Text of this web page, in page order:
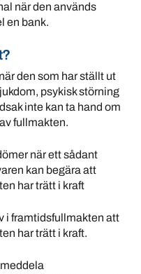
när den används
en bank.
den som har ställt ut
psykisk störning
inte kan ta hand om
fullmakten.
när ett sådant
kan begära att
har trätt i kraft
i framtidsfullmakten att
har trätt i kraft.